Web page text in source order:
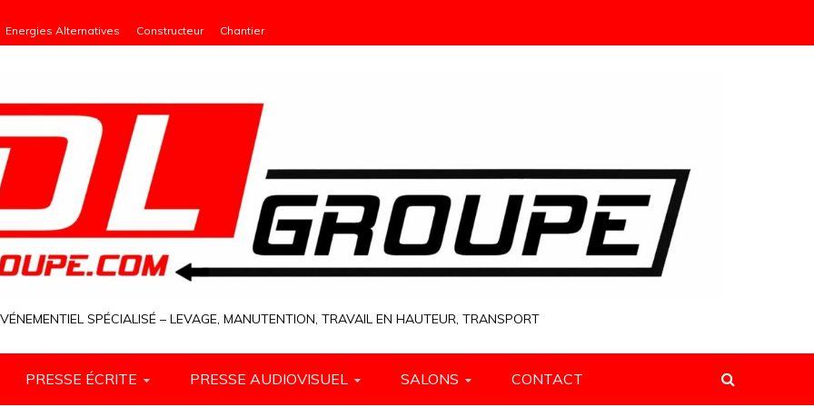
Energies Alternatives Constructeur Chantier
SPÉCIALISÉ – LEVAGE, MANUTENTION, TRAVAIL EN HAUTEUR, TRANSPORT
PRESSE ÉCRITE PRESSE AUDIOVISUEL SALONS CONTACT